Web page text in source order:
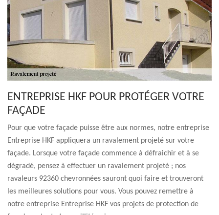
ENTREPRISE HKF POUR PROTÉGER VOTRE
FAÇADE
Pour que votre façade puisse être aux normes, notre entreprise
Entreprise HKF appliquera un ravalement projeté sur votre
façade. Lorsque votre façade commence à défraichir et à se
dégradé, pensez à effectuer un ravalement projeté ; nos
ravaleurs 92360 chevronnées sauront quoi faire et trouveront
les meilleures solutions pour vous. Vous pouvez remettre à
notre entreprise Entreprise HKF vos projets de protection de